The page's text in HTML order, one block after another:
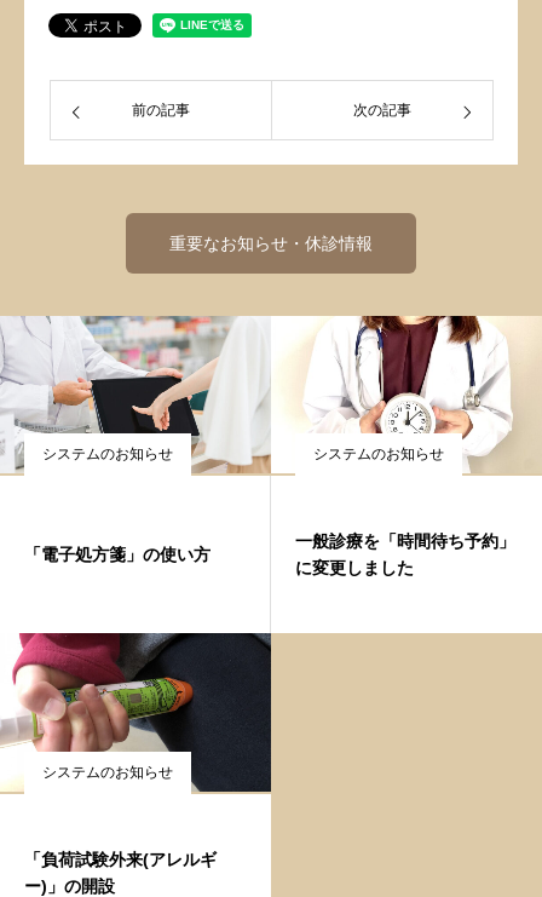
前の記事 次の記事
重要なお知らせ・休診情報
システムのお知らせ
「電子処方箋」の使い方
システムのお知らせ
一般診療を「時間待ち予約」
に変更しました
システムのお知らせ
「負荷試験外来(アレルギ
ー)」の開設